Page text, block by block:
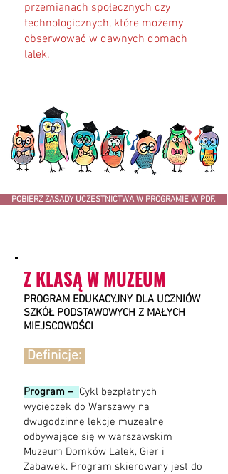
przemianach społecznych czy
technologicznych, które możemy
obserwować w dawnych domach
lalek.
POBIERZ ZASADY UCZESTNICTWA W PROGRAMIE W PDF.
Z KLASĄ W MUZEUM
PROGRAM EDUKACYJNY DLA UCZNIÓW
SZKÓŁ PODSTAWOWYCH Z MAŁYCH
MIEJSCOWOŚCI
Definicje:
Program – Cykl bezpłatnych
wycieczek do Warszawy na
dwugodzinne lekcje muzealne
odbywające się w warszawskim
Muzeum Domków Lalek, Gier i
Zabawek. Program skierowany jest do